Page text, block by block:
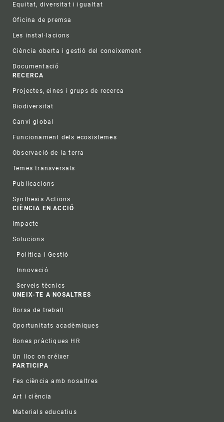
Equitat, diversitat i igualtat
Oficina de premsa
Les instal·lacions
Ciència oberta i gestió del coneixement
Documentació
RECERCA
Projectes, eines i grups de recerca
Biodiversitat
Canvi global
Funcionament dels ecosistemes
Observació de la terra
Temes transversals
Publicacions
Synthesis Actions
CIÈNCIA EN ACCIÓ
Impacte
Solucions
Política i Gestió
Innovació
Serveis tècnics
UNEIX-TE A NOSALTRES
Borsa de treball
Oportunitats acadèmiques
Bones pràctiques HR
Un lloc on créixer
PARTICIPA
Fes ciència amb nosaltres
Art i ciència
Materials educatius